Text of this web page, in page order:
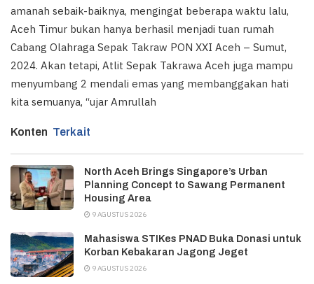
amanah sebaik-baiknya, mengingat beberapa waktu lalu,
Aceh Timur bukan hanya berhasil menjadi tuan rumah
Cabang Olahraga Sepak Takraw PON XXI Aceh – Sumut,
2024. Akan tetapi, Atlit Sepak Takrawa Aceh juga mampu
menyumbang 2 mendali emas yang membanggakan hati
kita semuanya, “ujar Amrullah
Konten Terkait
North Aceh Brings Singapore’s Urban
Planning Concept to Sawang Permanent
Housing Area
9 AGUSTUS 2026
Mahasiswa STIKes PNAD Buka Donasi untuk
Korban Kebakaran Jagong Jeget
9 AGUSTUS 2026